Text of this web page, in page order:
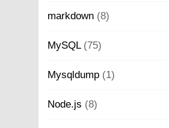
markdown (8)
MySQL(75)
Mysqldump (1)
Node.js (8)